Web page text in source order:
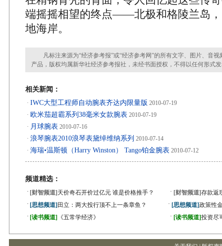
端摇摇相望的终点——北极和格陵兰岛
地海岸。
凡标注来源为“经济参考报”或“经济参考网”的所有文字、图片、音视
产品，版权均属新华社经济参考报社，未经书面授权，不得以任何形式
相关新闻：
· IWC大型工程师自动腕表齐达内限量版 2010-07-19
· 欧米茄超霸系列38毫米女款腕表 2010-07-19
· 月球腕表 2010-07-16
· 浪琴腕表2010浪琴表黛绰维纳系列 2010-07-14
· 海瑞•温斯顿（Harry Winston） Tango铂金腕表 2010-07-12
频道精选：
· [财智频道] 天价奇石开价过亿元 谁是价格推手？ · [财智频道]存款返
· [思想频道] 田立：两大投行顶不上一条章鱼？ · [思想频道]政策性
· [读书频道] 《五常学经济》 · [读书频道]投资尽